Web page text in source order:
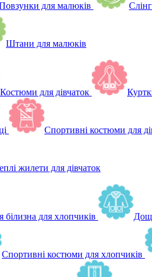
для малюків
Штани для малюків
Костюми для дівчаток
Спортивні костюми для
жилети для дівчаток
для хлопчиків
Спортивні костюми для хлопчиків